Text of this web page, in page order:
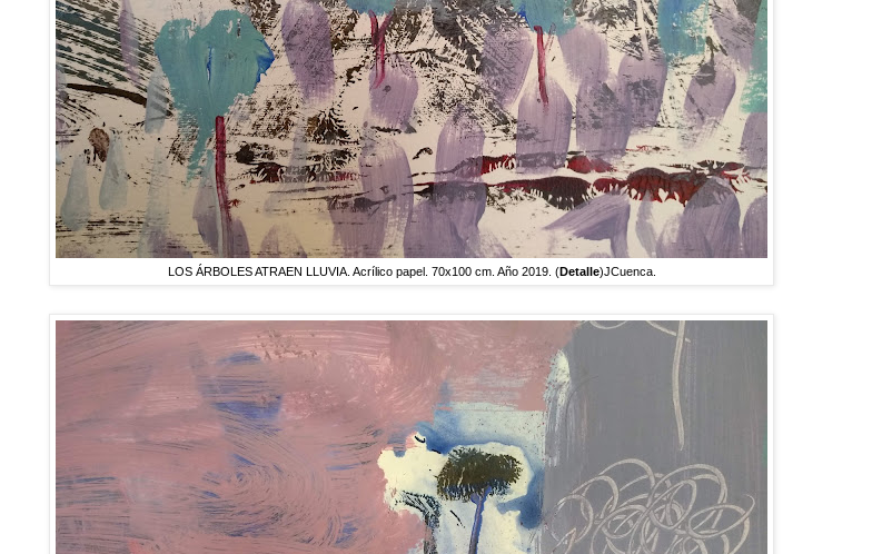
LOS ÁRBOLES ATRAEN LLUVIA. Acrílico papel. 70x100 cm. Año 2019. (Detalle)JCuenca.